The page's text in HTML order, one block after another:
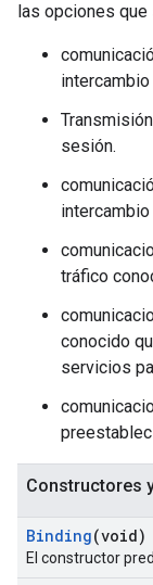
las opciones que
sesión.
tráfico
conocido
servicios
Constructores
Binding(void)
El constructor